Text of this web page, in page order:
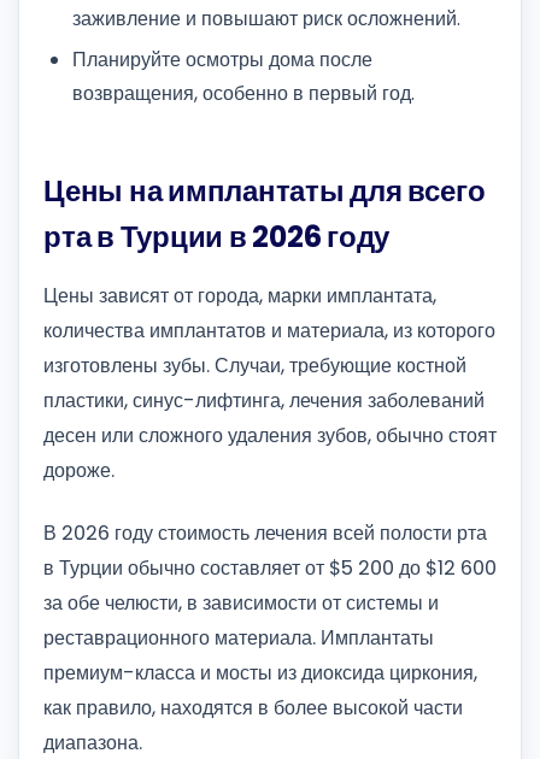
заживление и повышают риск осложнений.
Планируйте осмотры дома после
возвращения, особенно в первый год.
Цены на имплантаты для всего
рта в Турции в 2026 году
Цены зависят от города, марки имплантата,
количества имплантатов и материала, из которого
изготовлены зубы. Случаи, требующие костной
пластики, синус-лифтинга, лечения заболеваний
десен или сложного удаления зубов, обычно стоят
дороже.
В 2026 году стоимость лечения всей полости рта
в Турции обычно составляет от $5 200 до $12 600
за обе челюсти, в зависимости от системы и
реставрационного материала. Имплантаты
премиум-класса и мосты из диоксида циркония,
как правило, находятся в более высокой части
диапазона.